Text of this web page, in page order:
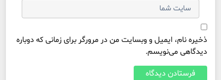
ذخیره نام، ایمیل و وبسایت من در مرورگر برای زمانی که دوباره
دیدگاهی می‌نویسم.